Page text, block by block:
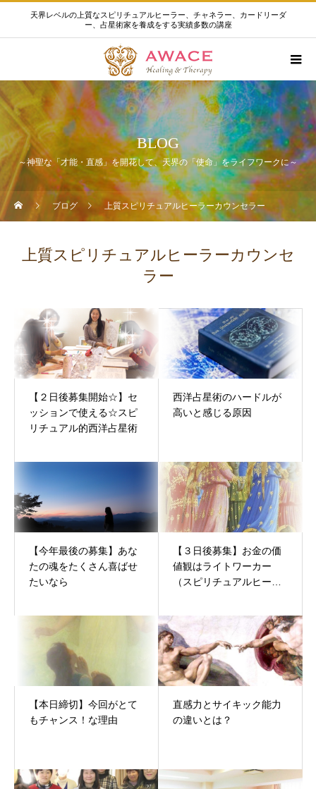
天界レベルの上質なスピリチュアルヒーラー、チャネラー、カードリーダ
ー、占星術家を養成をする実績多数の講座
BLOG
～神聖な「才能・直感」を開花して、天界の「使命」をライフワークに～
ブログ 上質スピリチュアルヒーラーカウンセラー
上質スピリチュアルヒーラーカウンセ
ラー
【２日後募集開始☆】セ
ッションで使える☆スピ
リチュアル的西洋占星術
西洋占星術のハードルが
高いと感じる原因
【今年最後の募集】あな
たの魂をたくさん喜ばせ
たいなら
【３日後募集】お金の価
値観はライトワーカー
（スピリチュアルヒーラ
【本日締切】今回がとて
もチャンス！な理由
直感力とサイキック能力
の違いとは？